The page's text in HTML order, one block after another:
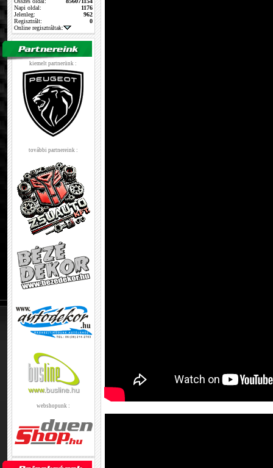
Napi oldal:
1176
Jelenleg:
962
Regisztrált:
0
Online regisztráltak:
kiemelt partnerünk :
további partnereink :
webshopunk :